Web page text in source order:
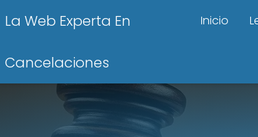
La Web Experta En
Cancelaciones
Inicio